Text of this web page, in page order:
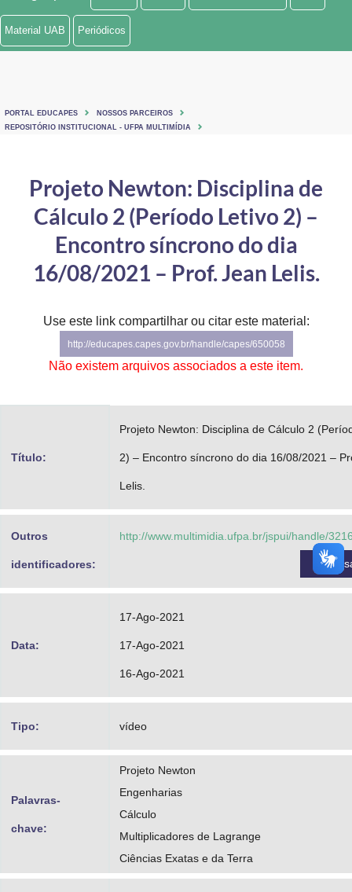
Ministério de Minas e Energia
Ministério do Turismo
Controladoria-Geral da União
Ministério da Mulher, da Família e dos Direitos Humanos
Secretaria-Geral
Gabinete de Segurança Institucional
Advocacia-Geral da União
Material UAB Periódicos
PORTAL EDUCAPES
NOSSOS PARCEIROS
REPOSITÓRIO INSTITUCIONAL - UFPA MULTIMÍDIA
Projeto Newton: Disciplina de
Cálculo 2 (Período Letivo 2) –
Encontro síncrono do dia
16/08/2021 – Prof. Jean Lelis.
Use este link compartilhar ou citar este material:
http://educapes.capes.gov.br/handle/capes/650058
Não existem arquivos associados a este item.
Título:
Projeto Newton: Disciplina de Cálculo 2
2) – Encontro síncrono do dia 16/08/2021 –
Lelis.
Outros
identificadores:
http://www.multimidia.ufpa.br/jspui/handle/
Data:
17-Ago-2021
17-Ago-2021
16-Ago-2021
Tipo: vídeo
Palavras-
chave:
Projeto Newton
Engenharias
Cálculo
Multiplicadores de Lagrange
Ciências Exatas e da Terra